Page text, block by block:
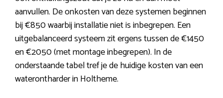
aanvullen. De onkosten van deze systemen beginnen
bij €850 waarbij installatie niet is inbegrepen. Een
uitgebalanceerd systeem zit ergens tussen de €1450
en €2050 (met montage inbegrepen). In de
onderstaande tabel tref je de huidige kosten van een
waterontharder in Holtheme.